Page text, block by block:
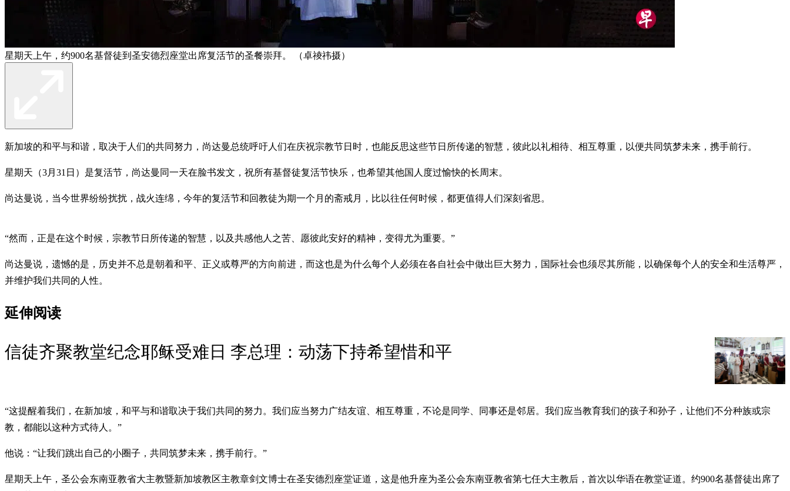
星期天上午，约900名基督徒到圣安德烈座堂出席复活节的圣餐崇拜。 （卓祾祎摄）
新加坡的和平与和谐，取决于人们的共同努力，尚达曼总统呼吁人们在庆祝宗教节日时，也能反思这些节日所传递的智慧，彼此以礼相待、相互尊重，以便共同筑梦未来，携手前行。
星期天（3月31日）是复活节，尚达曼同一天在脸书发文，祝所有基督徒复活节快乐，也希望其他国人度过愉快的长周末。
尚达曼说，当今世界纷纷扰扰，战火连绵，今年的复活节和回教徒为期一个月的斋戒月，比以往任何时候，都更值得人们深刻省思。
“然而，正是在这个时候，宗教节日所传递的智慧，以及共感他人之苦、愿彼此安好的精神，变得尤为重要。”
尚达曼说，遗憾的是，历史并不总是朝着和平、正义或尊严的方向前进，而这也是为什么每个人必须在各自社会中做出巨大努力，国际社会也须尽其所能，以确保每个人的安全和生活尊严，
并维护我们共同的人性。
延伸阅读
信徒齐聚教堂纪念耶稣受难日 李总理：动荡下持希望惜和平
“这提醒着我们，在新加坡，和平与和谐取决于我们共同的努力。我们应当努力广结友谊、相互尊重，不论是同学、同事还是邻居。我们应当教育我们的孩子和孙子，让他们不分种族或宗
教，都能以这种方式待人。”
他说：“让我们跳出自己的小圈子，共同筑梦未来，携手前行。”
星期天上午，圣公会东南亚教省大主教暨新加坡教区主教章剑文博士在圣安德烈座堂证道，这是他升座为圣公会东南亚教省第七任大主教后，首次以华语在教堂证道。约900名基督徒出席了